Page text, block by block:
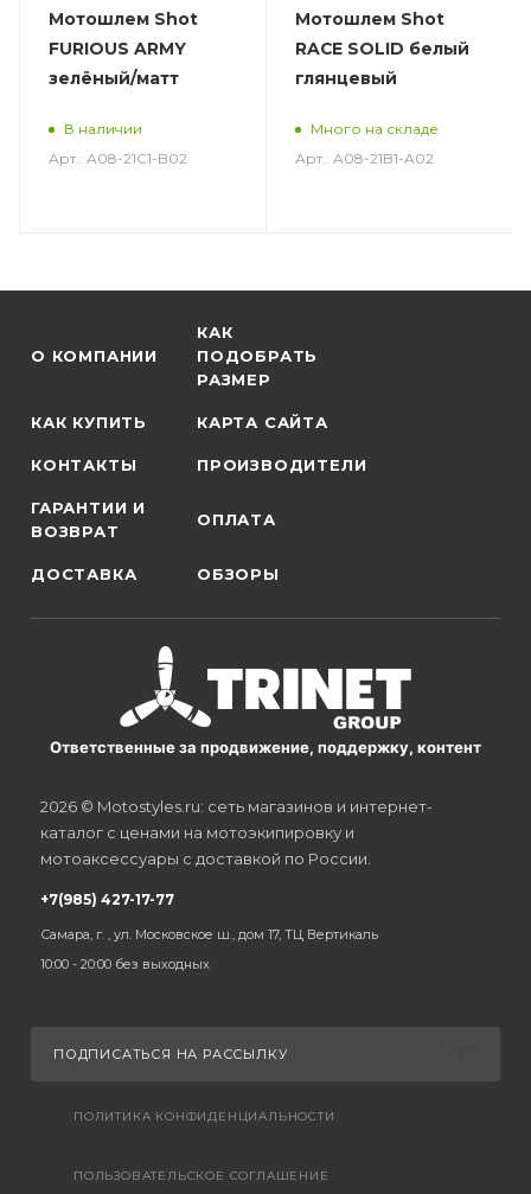
Мотошлем Shot
FURIOUS ARMY
зелёный/матт
В наличии
Арт.: A08-21C1-B02
Мотошлем Shot
RACE SOLID белый
глянцевый
Много на складе
Арт.: A08-21B1-A02
О КОМПАНИИ
КАК
ПОДОБРАТЬ
РАЗМЕР
КАК КУПИТЬ КАРТА САЙТА
КОНТАКТЫ ПРОИЗВОДИТЕЛИ
ГАРАНТИИ И
ВОЗВРАТ
ОПЛАТА
ДОСТАВКА ОБЗОРЫ
Ответственные за продвижение, поддержку, контент
2026 © Motostyles.ru: сеть магазинов и интернет-
каталог с ценами на мотоэкипировку и
мотоаксессуары с доставкой по России.
+7(985) 427-17-77
Самара, г. , ул. Московское ш., дом 17, ТЦ Вертикаль
10:00 - 20:00 без выходных
ПОДПИСАТЬСЯ НА РАССЫЛКУ
ПОЛИТИКА КОНФИДЕНЦИАЛЬНОСТИ
ПОЛЬЗОВАТЕЛЬСКОЕ СОГЛАШЕНИЕ